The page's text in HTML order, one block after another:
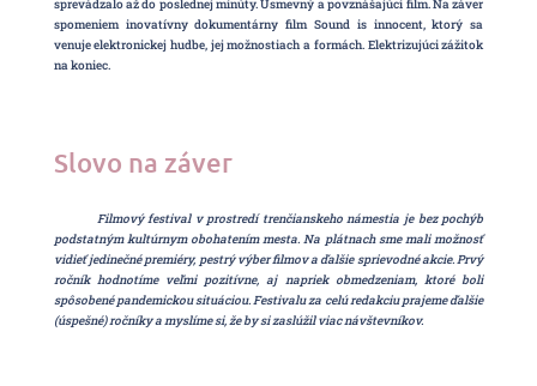
sprevádzalo až do poslednej minúty. Úsmevný a povznášajúci film. Na záver
spomeniem inovatívny dokumentárny film Sound is innocent, ktorý sa
venuje elektronickej hudbe, jej možnostiach a formách. Elektrizujúci zážitok
na koniec.
Slovo na záver
Filmový festival v prostredí trenčianskeho námestia je bez pochýb
podstatným kultúrnym obohatením mesta. Na plátnach sme mali možnosť
vidieť jedinečné premiéry, pestrý výber filmov a ďalšie sprievodné akcie. Prvý
ročník hodnotíme veľmi pozitívne, aj napriek obmedzeniam, ktoré boli
spôsobené pandemickou situáciou. Festivalu za celú redakciu prajeme ďalšie
(úspešné) ročníky a myslíme si, že by si zaslúžil viac návštevníkov.